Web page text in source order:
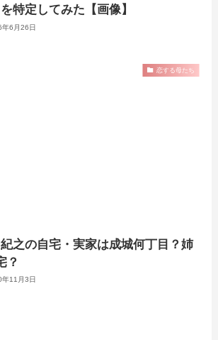
特定してみた【画像】
年6月26日
恋する母たち
之の自宅・実家は成城何丁目？姉
？
年11月3日